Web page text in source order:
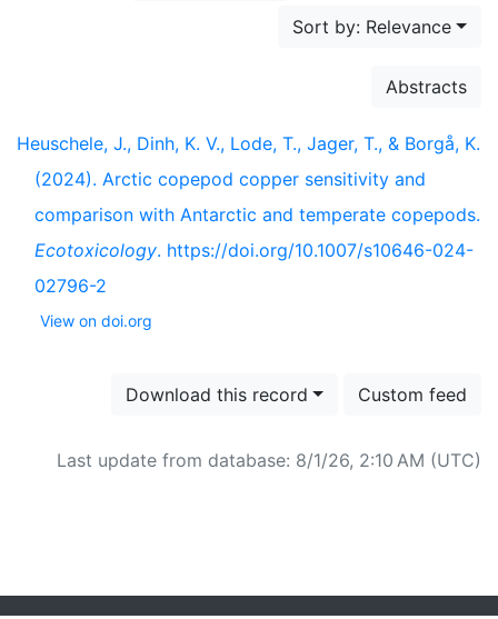
Sort by: Relevance
Abstracts
Heuschele, J., Dinh, K. V., Lode, T., Jager, T., & Borgå, K.
(2024). Arctic copepod copper sensitivity and
comparison with Antarctic and temperate copepods.
Ecotoxicology. https://doi.org/10.1007/s10646-024-
02796-2
View on doi.org
Download this record Custom feed
Last update from database: 8/1/26, 2:10 AM (UTC)